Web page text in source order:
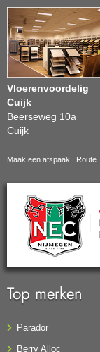
Vloerenvoordelig
Cuijk
Beerseweg 10a
Cuijk
Maak een afspaak Route
Top merken
Parador
Berry Alloc